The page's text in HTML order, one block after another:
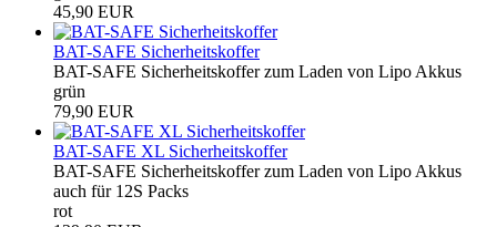
45,90 EUR
BAT-SAFE Sicherheitskoffer
BAT-SAFE Sicherheitskoffer zum Laden von Lipo Akkus
grün
79,90 EUR
BAT-SAFE XL Sicherheitskoffer
BAT-SAFE Sicherheitskoffer zum Laden von Lipo Akkus
auch für 12S Packs
rot